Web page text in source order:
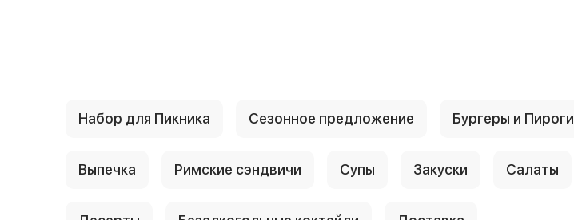
Набор для Пикника Сезонное предложение Бургеры и Пироги
Выпечка Римские сэндвичи Супы Закуски Салаты